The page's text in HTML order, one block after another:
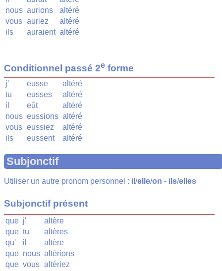
nous aurions
altéré
vous auriez
altéré
ils
auraient altéré
Conditionnel passé 2e forme
j' eusse
altéré
tu
eusses
altéré
il
eût
altéré
nous eussions altéré
vous eussiez
altéré
ils
eussent altéré
Subjonctif
Utiliser un autre pronom personnel : il /elle/on - ils/elles
Subjonctif présent
que j'
altère
que tu
altères
qu'
il
altère
que nous altérions
que vous altériez